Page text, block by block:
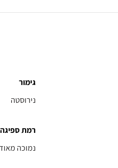
גימור
נירוסטה
רמת ספיגה
נמוכה